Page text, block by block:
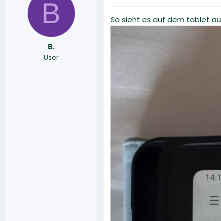
B
B.
User
So sieht es auf dem tablet